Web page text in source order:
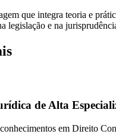
que integra teoria e
legislação e na
de Alta
em Direito